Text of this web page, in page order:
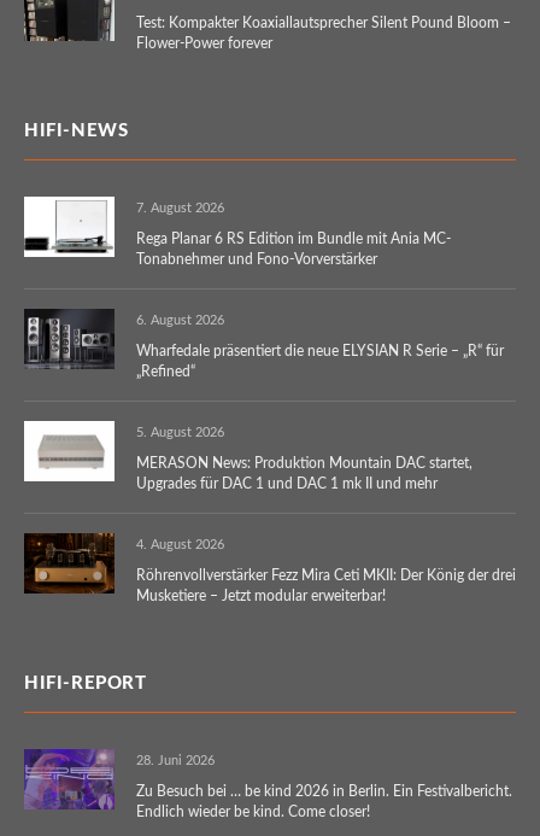
Test: Kompakter Koaxiallautsprecher Silent Pound Bloom –
Flower-Power forever
HIFI-NEWS
7. August 2026
Rega Planar 6 RS Edition im Bundle mit Ania MC-
Tonabnehmer und Fono-Vorverstärker
6. August 2026
Wharfedale präsentiert die neue ELYSIAN R Serie – „R“ für
„Refined“
5. August 2026
MERASON News: Produktion Mountain DAC startet,
Upgrades für DAC 1 und DAC 1 mk II und mehr
4. August 2026
Röhrenvollverstärker Fezz Mira Ceti MKII: Der König der drei
Musketiere – Jetzt modular erweiterbar!
HIFI-REPORT
28. Juni 2026
Zu Besuch bei … be kind 2026 in Berlin. Ein Festivalbericht.
Endlich wieder be kind. Come closer!